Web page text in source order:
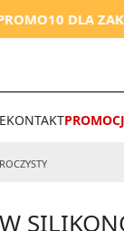
DLA ZAKUPÓW
KONTAKT